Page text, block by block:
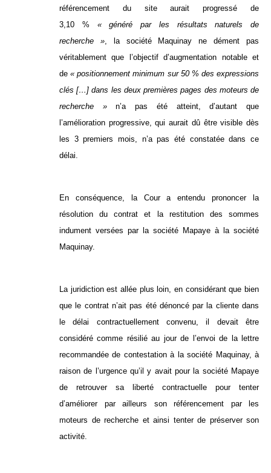
référencement du site aurait progressé de
3,10 % « généré par les résultats naturels de
recherche », la société Maquinay ne dément pas
véritablement que l’objectif d’augmentation notable et
de « positionnement minimum sur 50 % des expressions
clés […] dans les deux premières pages des moteurs de
recherche »
n’a pas été atteint, d’autant que
l’amélioration progressive, qui aurait dû être visible dès
les 3 premiers mois, n’a pas été constatée dans ce
délai.
En conséquence, la Cour a entendu prononcer la
résolution du contrat et la restitution des sommes
indument versées par la société Mapaye à la société
Maquinay.
La juridiction est allée plus loin, en considérant que bien
que le contrat n’ait pas été dénoncé par la cliente dans
le délai contractuellement convenu, il devait être
considéré comme résilié au jour de l’envoi de l a lettre
recommandée de contestation à la société Maquinay, à
raison de l’urgence qu’il y avait pour la société Mapaye
de retrouver sa liberté contractuelle pour tenter
d’améliorer par ailleurs son référencement par les
moteurs de recherche et ainsi tenter de préserver son
activité.